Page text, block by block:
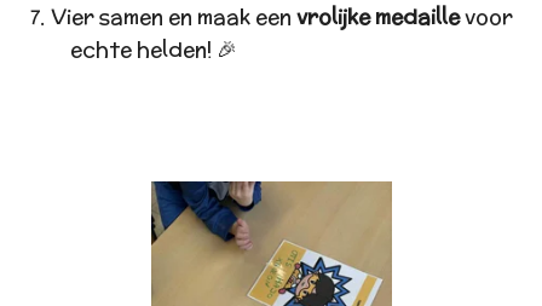
Vier samen en maak eenvrolijke medaillevoor
echte helden! 🎉